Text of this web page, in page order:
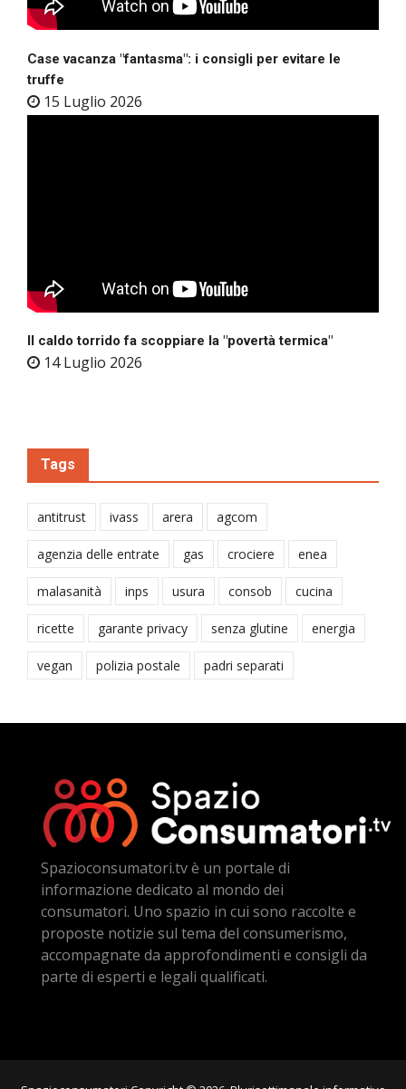
Case vacanza "fantasma": i consigli per evitare le
truffe
15 Luglio 2026
Il caldo torrido fa scoppiare la "povertà termica"
14 Luglio 2026
Tags
antitrust ivass arera agcom
agenzia delle entrate gas crociere enea
malasanità inps usura consob cucina
ricette garante privacy senza glutine energia
vegan polizia postale padri separati
Spazioconsumatori.tv è un portale di
informazione dedicato al mondo dei
consumatori. Uno spazio in cui sono raccolte e
proposte notizie sul tema del consumerismo,
accompagnate da approfondimenti e consigli da
parte di esperti e legali qualificati.